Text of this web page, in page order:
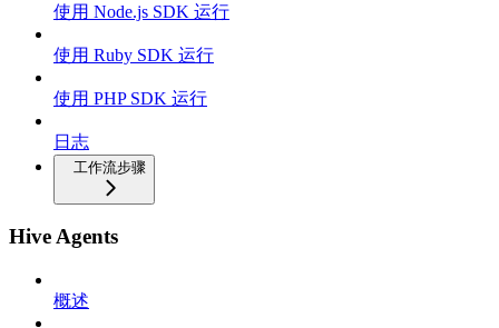
使用 Node.js SDK 运行
使用 Ruby SDK 运行
使用 PHP SDK 运行
日志
工作流步骤
Hive Agents
概述